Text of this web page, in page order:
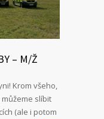
– M/Ž
Krom všeho,
slíbit
(ale i potom